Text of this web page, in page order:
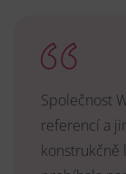
Společnost
referencí a
konstrukčně